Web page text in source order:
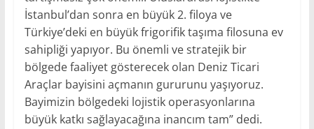
İstanbul’dan sonra en büyük 2. filoya ve
Türkiye’deki en büyük frigorifik taşıma filosuna ev
sahipliği yapıyor. Bu önemli ve stratejik bir
bölgede faaliyet gösterecek olan Deniz Ticari
Araçlar bayisini açmanın gururunu yaşıyoruz.
Bayimizin bölgedeki lojistik operasyonlarına
büyük katkı sağlayacağına inancım tam” dedi.